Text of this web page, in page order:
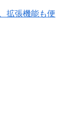
拡張機能も便